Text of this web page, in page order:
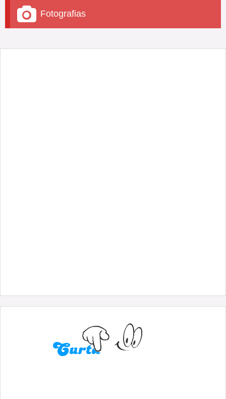
Fotografias